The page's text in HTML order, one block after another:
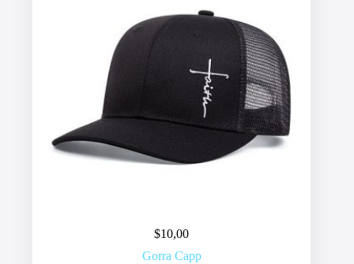
$10,00
Gorra Capp